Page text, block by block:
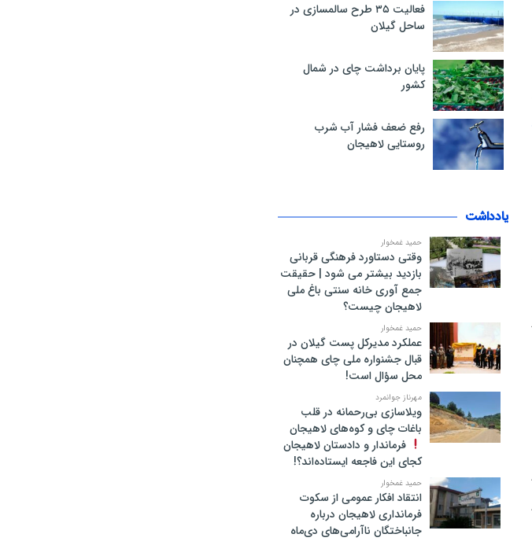
فعالیت ۳۵ طرح سالمسازی در
ساحل گیلان
پایان برداشت چای در شمال
کشور
رفع ضعف فشار آب شرب
روستایی لاهیجان
یادداشت
حمید غمخوار
وقتی دستاورد فرهنگی قربانی
بازدید بیشتر می شود | حقیقت
جمع آوری خانه سنتی باغ ملی
لاهیجان چیست؟
حمید غمخوار
عملکرد مدیرکل پست گیلان در
قبال جشنواره ملی چای همچنان
محل سؤال است!
مهرناز جوانمرد
ویلاسازی بی‌رحمانه در قلب
باغات چای و کوه‌های لاهیجان
فرماندار و دادستان لاهیجان
کجای این فاجعه ایستاده‌اند؟!
حمید غمخوار
انتقاد افکار عمومی از سکوت
فرمانداری لاهیجان درباره
جانباختگان ناآرامی‌های دی‌ماه